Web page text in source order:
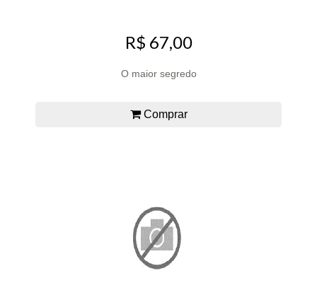
R$ 67,00
O maior segredo
Comprar